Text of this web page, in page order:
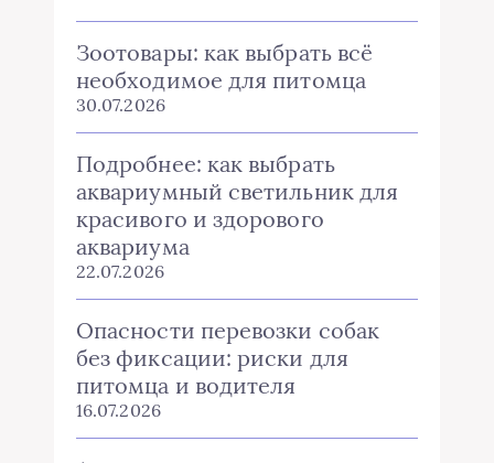
Зоотовары: как выбрать всё
необходимое для питомца
30.07.2026
Подробнее: как выбрать
аквариумный светильник для
красивого и здорового
аквариума
22.07.2026
Опасности перевозки собак
без фиксации: риски для
питомца и водителя
16.07.2026